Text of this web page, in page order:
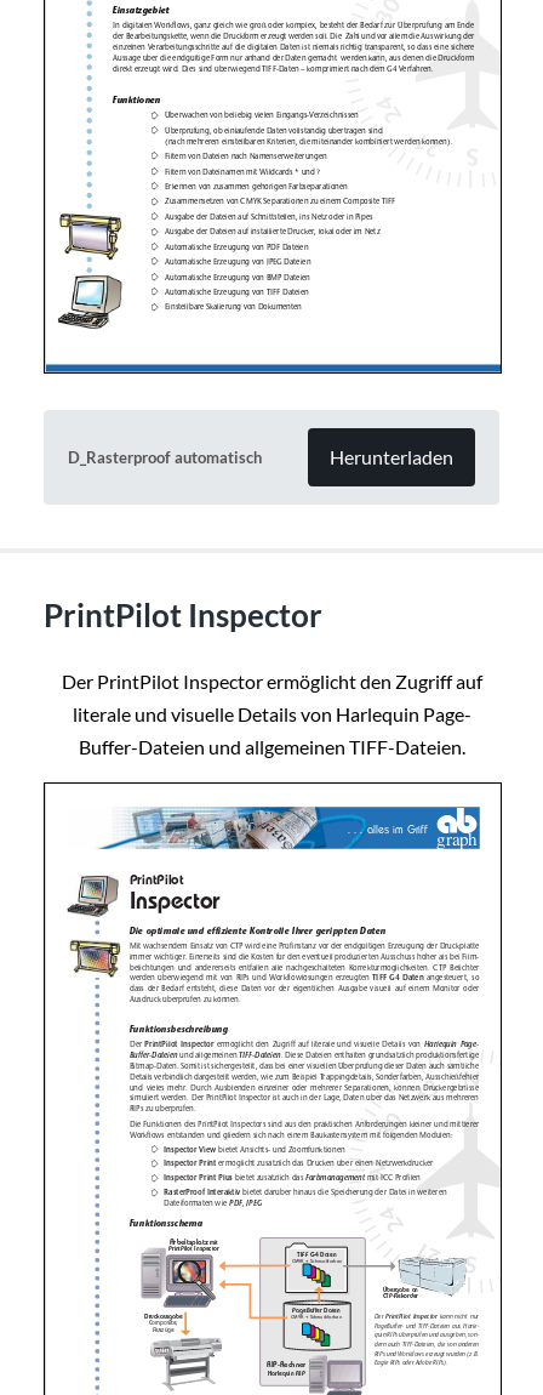
D_Rasterproof automatisch Herunterladen
PrintPilot Inspector
Der PrintPilot Inspector ermöglicht den Zugriff auf
literale und visuelle Details von Harlequin Page-
Buffer-Dateien und allgemeinen TIFF-Dateien.